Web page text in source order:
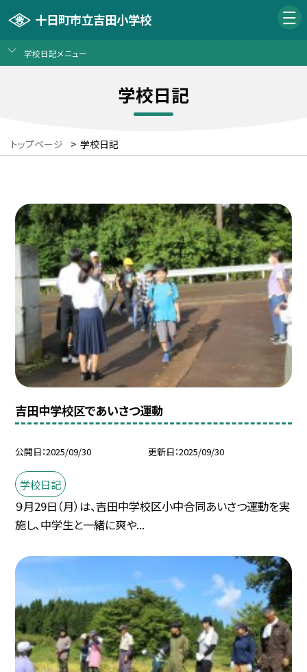
十日町市立吉田小学校
学校日記メニュー
学校日記
トップページ > 学校日記
吉田中学校区であいさつ運動
公開日 2025/09/30 更新日 2025/09/30
学校日記
９月29日（月）は、吉田中学校区小中合同あいさつ運動を実
施し、中学生と一緒に爽や...